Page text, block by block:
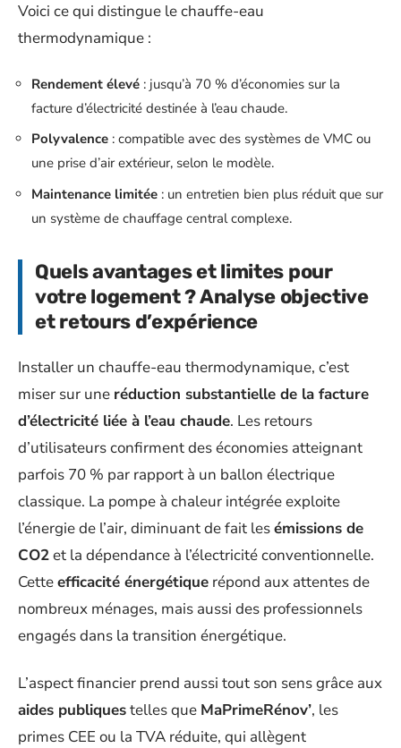
Voici ce qui distingue le chauffe-eau
thermodynamique :
Rendement élevé : jusqu’à 70 % d’économies sur la
facture d’électricité destinée à l’eau chaude.
Polyvalence : compatible avec des systèmes de VMC ou
une prise d’air extérieur, selon le modèle.
Maintenance limitée : un entretien bien plus réduit que sur
un système de chauffage central complexe.
Quels avantages et limites pour
votre logement ? Analyse objective
et retours d’expérience
Installer un chauffe-eau thermodynamique, c’est
miser sur une réduction substantielle de la facture
d’électricité liée à l’eau chaude. Les retours
d’utilisateurs confirment des économies atteignant
parfois 70 % par rapport à un ballon électrique
classique. La pompe à chaleur intégrée exploite
l’énergie de l’air, diminuant de fait lesémissions de
CO2et la dépendance à l’électricité conventionnelle.
Cetteefficacité énergétique répond aux attentes de
nombreux ménages, mais aussi des professionnels
engagés dans la transition énergétique.
L’aspect financier prend aussi tout son sens grâce aux
aides publiquestelles que MaPrimeRénov’, les
primes CEE ou la TVA réduite, qui allègent